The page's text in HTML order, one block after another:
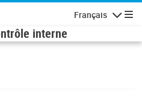
Français
interne